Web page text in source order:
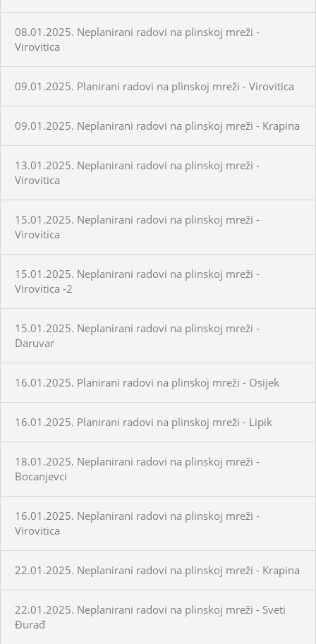
08.01.2025. Neplanirani radovi na plinskoj mreži -
Virovitica
09.01.2025. Planirani radovi na plinskoj mreži - Virovitica
09.01.2025. Neplanirani radovi na plinskoj mreži - Krapina
13.01.2025. Neplanirani radovi na plinskoj mreži -
Virovitica
15.01.2025. Neplanirani radovi na plinskoj mreži -
Virovitica
15.01.2025. Neplanirani radovi na plinskoj mreži -
Virovitica -2
15.01.2025. Neplanirani radovi na plinskoj mreži -
Daruvar
16.01.2025. Planirani radovi na plinskoj mreži - Osijek
16.01.2025. Planirani radovi na plinskoj mreži - Lipik
18.01.2025. Neplanirani radovi na plinskoj mreži -
Bocanjevci
16.01.2025. Neplanirani radovi na plinskoj mreži -
Virovitica
22.01.2025. Neplanirani radovi na plinskoj mreži - Krapina
22.01.2025. Neplanirani radovi na plinskoj mreži - Sveti
Đurađ